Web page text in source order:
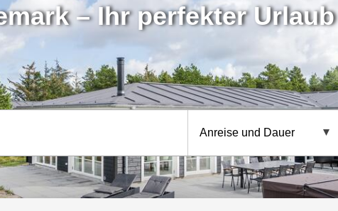
– Ihr perfekter
Anreise und Dauer